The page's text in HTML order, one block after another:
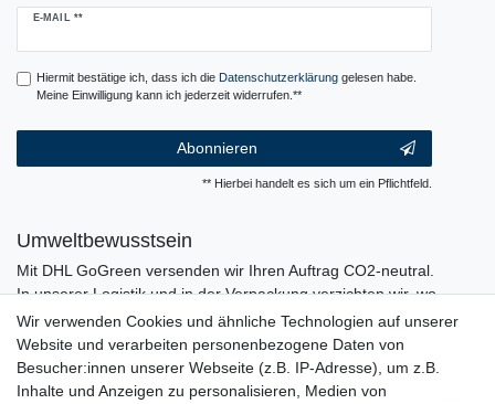
E-MAIL **
Newsletter
Hiermit bestätige ich, dass ich die Daten­schutz­erklärunggelesen habe.
Meine Einwilligung kann ich jederzeit widerrufen.**
Abonnieren
** Hierbei handelt es sich um ein Pflichtfeld.
Umweltbewusstsein
Mit DHL GoGreen versenden wir Ihren Auftrag CO2-neutral.
In unserer Logistik und in der Verpackung verzichten wir, wo
immer es möglich ist, auf den Einsatz von Kunststoffen und
Plastik.
Wir verwenden Cookies und ähnliche Technologien auf unserer
Website und verarbeiten personenbezogene Daten von
Besucher:innen unserer Webseite (z.B. IP-Adresse), um z.B.
Inhalte und Anzeigen zu personalisieren, Medien von